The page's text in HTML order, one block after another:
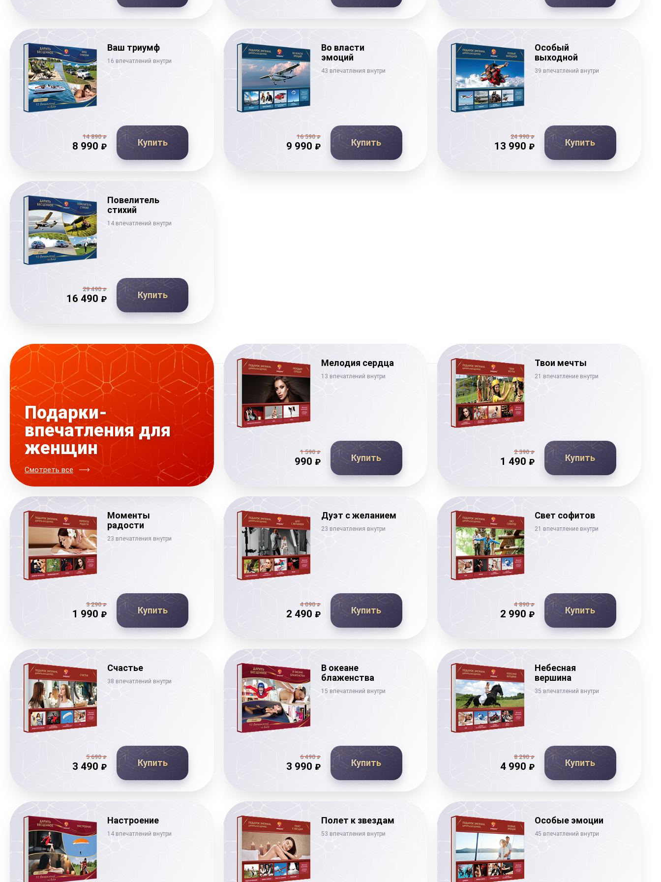
Ваш триумф
16 впечатлений внутри
14 890₽
8 990 ₽ Купить
Во власти
эмоций
43 впечатления внутри
16 590₽
9 990 ₽ Купить
Особый
выходной
39 впечатлений внутри
24 990₽
13 990 ₽ Купить
Повелитель
стихий
14 впечатлений внутри
29 490₽
16 490 ₽ Купить
Подарки-
впечатления для
женщин
Смотреть все
Мелодия сердца
13 впечатлений внутри
1 590₽
990 ₽ Купить
Твои мечты
21 впечатление внутри
2 390₽
1 490 ₽ Купить
Моменты
радости
23 впечатления внутри
3 290₽
1 990 ₽ Купить
Дуэт с желанием
23 впечатления внутри
4 090₽
2 490 ₽ Купить
Свет софитов
21 впечатление внутри
4 890₽
2 990 ₽ Купить
Счастье
38 впечатлений внутри
5 690₽
3 490 ₽ Купить
В океане
блаженства
15 впечатлений внутри
6 490₽
3 990 ₽ Купить
Небесная
вершина
35 впечатлений внутри
8 290₽
4 990 ₽ Купить
Настроение
14 впечатлений внутри
Полет к звездам
53 впечатления внутри
Особые эмоции
45 впечатлений внутри